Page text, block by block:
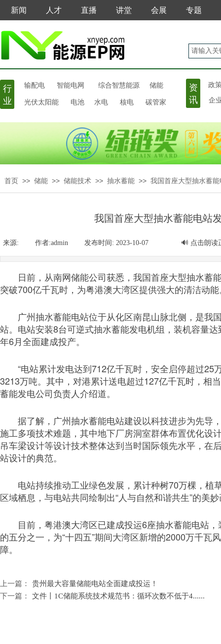
新闻 人才 直播 讲堂 会展 专题
政
光伏太阳能 电池 水电 核电 碳管家
输配电 智能电网 综合智慧能源 储能
资
讯
行
业
企
首页 >> 储能 >> 储能技术 >> 抽水蓄能 >> 我国首座大型抽水蓄
我国首座大型抽水蓄能电站
来源: 作者:admin 发布时间: 2023-10-07 🔊 点击朗读
日前，从南网储能公司获悉，我国首座大型抽水
突破700亿千瓦时，为粤港澳大湾区提供强大的清洁动
广州抽水蓄能电站位于从化区南昆山脉北侧，是我
站。电站安装8台可逆式抽水蓄能发电机组，装机容量
年6月全面建成投产。
“电站累计发电达到712亿千瓦时，安全启停超过
3213万吨。其中，对港累计送电超过127亿千瓦时，相
蓄能发电公司负责人介绍道。
据了解，广州抽水蓄能电站建设以科技进步为先导
施工多项技术难题，其中地下厂房洞室群体布置优化设
吊车梁设计等设计技术整体达到当时国际领先水平，在
站设计的典范。
电站持续推动工业绿色发展，累计种树70万棵，
区域栖息，与电站共同绘制出“人与自然和谐共生”的美
目前，粤港澳大湾区已建成投运6座抽水蓄能电站
的五分之一，为“十四五”期间大湾区新增的2000万千
障。
上一篇：
贵州最大容量储能电站全面建成投运！
下一篇：
文件丨1C储能系统技术规范书：循环次数不低于4......
新闻 人才 直播 讲堂